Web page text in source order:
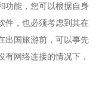
功能，您可以根据自身
件，也必须考虑到其在
出国旅游前，可以事先
网络连接的情况下，